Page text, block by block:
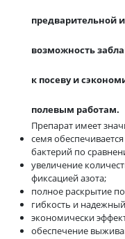
предварительной
возможность
к посеву и
полевым работам.
Препарат имеет
семя
бактерий по
увеличение
фиксацией азота;
полное раскрытие
гибкость и
экономически
обеспечение